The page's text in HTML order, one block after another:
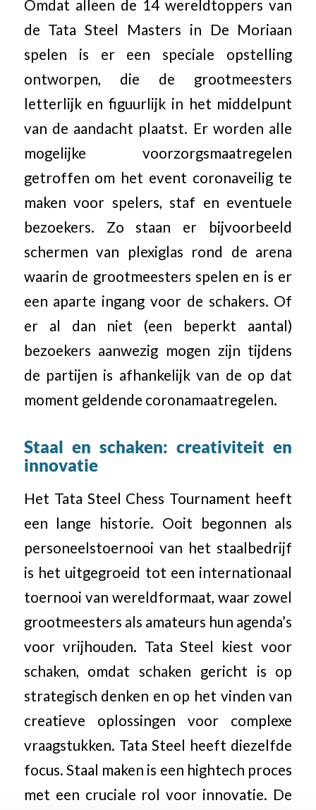
Omdat alleen de 14 wereldtoppers van
de Tata Steel Masters in De Moriaan
spelen is er een speciale opstelling
ontworpen, die de grootmeesters
letterlijk en figuurlijk in het middelpunt
van de aandacht plaatst. Er worden alle
mogelijke voorzorgsmaatregelen
getroffen om het event coronaveilig te
maken voor spelers, staf en eventuele
bezoekers. Zo staan er bijvoorbeeld
schermen van plexiglas rond de arena
waarin de grootmeesters spelen en is er
een aparte ingang voor de schakers. Of
er al dan niet (een beperkt aantal)
bezoekers aanwezig mogen zijn tijdens
de partijen is afhankelijk van de op dat
moment geldende coronamaatregelen.
Staal en schaken: creativiteit en
innovatie
Het Tata Steel Chess Tournament heeft
een lange historie. Ooit begonnen als
personeelstoernooi van het staalbedrijf
is het uitgegroeid tot een internationaal
toernooi van wereldformaat, waar zowel
grootmeesters als amateurs hun agenda’s
voor vrijhouden. Tata Steel kiest voor
schaken, omdat schaken gericht is op
strategisch denken en op het vinden van
creatieve oplossingen voor complexe
vraagstukken. Tata Steel heeft diezelfde
focus. Staal maken is een hightech proces
met een cruciale rol voor innovatie. De